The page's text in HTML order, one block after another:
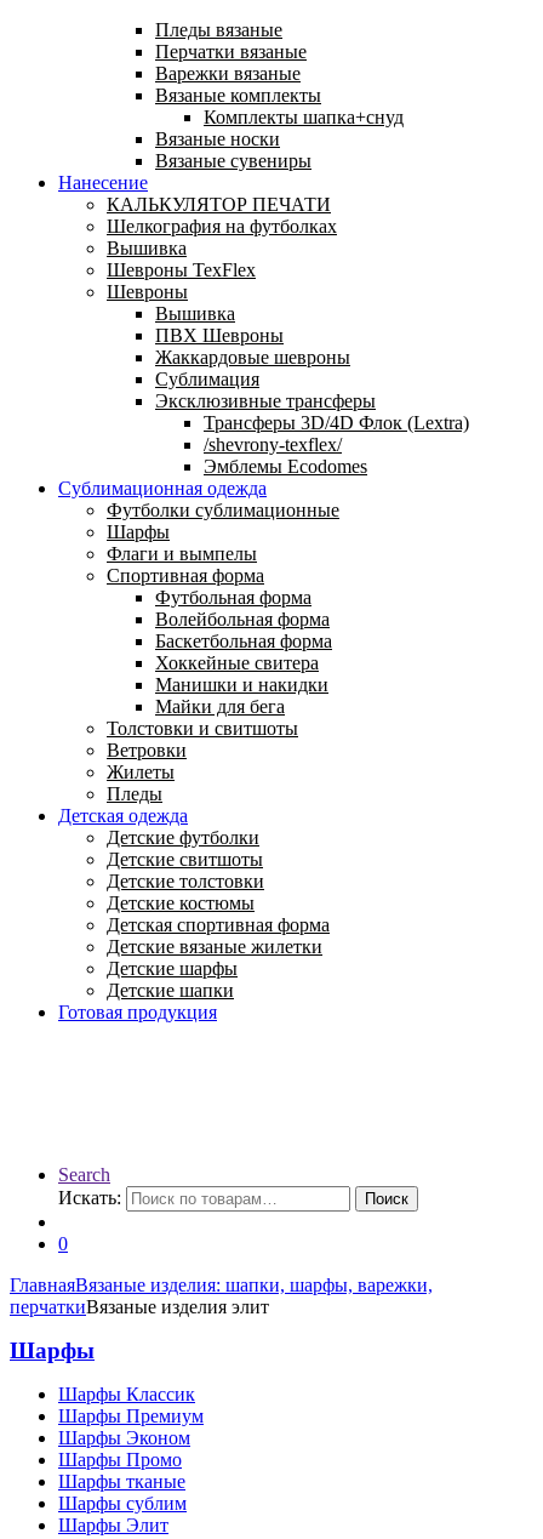
Пледы вязаные
Перчатки вязаные
Варежки вязаные
Вязаные комплекты
Комплекты шапка+снуд
Вязаные носки
Вязаные сувениры
Нанесение
КАЛЬКУЛЯТОР ПЕЧАТИ
Шелкография на футболках
Вышивка
Шевроны TexFlex
Шевроны
Вышивка
ПВХ Шевроны
Жаккардовые шевроны
Сублимация
Эксклюзивные трансферы
Трансферы 3D/4D Флок (Lextra)
/shevrony-texflex/
Эмблемы Ecodomes
Сублимационная одежда
Футболки сублимационные
Шарфы
Флаги и вымпелы
Спортивная форма
Футбольная форма
Волейбольная форма
Баскетбольная форма
Хоккейные свитера
Манишки и накидки
Майки для бега
Толстовки и свитшоты
Ветровки
Жилеты
Пледы
Детская одежда
Детские футболки
Детские свитшоты
Детские толстовки
Детские костюмы
Детская спортивная форма
Детские вязаные жилетки
Детские шарфы
Детские шапки
Готовая продукция
Search
Искать:
Поиск
0
ГлавнаяВязаные изделия: шапки, шарфы, варежки,
перчаткиВязаные изделия элит
Шарфы
Шарфы Классик
Шарфы Премиум
Шарфы Эконом
Шарфы Промо
Шарфы тканые
Шарфы сублим
Шарфы Элит